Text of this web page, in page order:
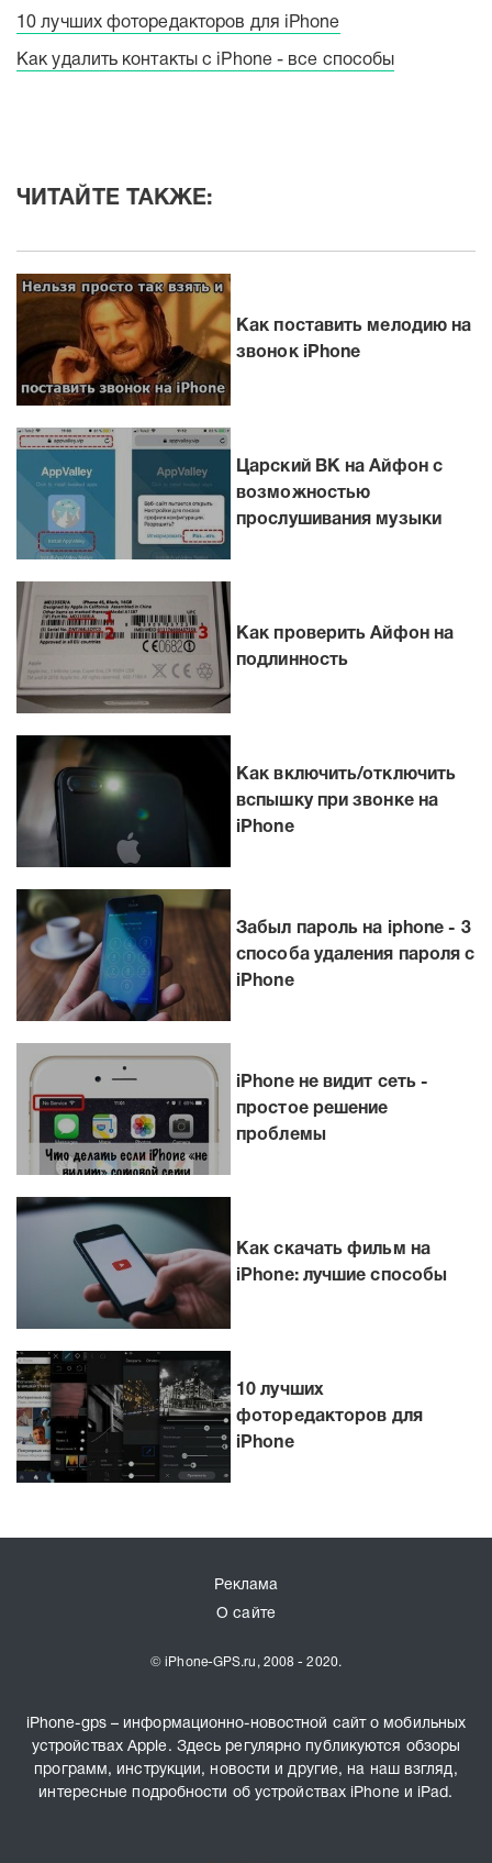
10 лучших фоторедакторов для iPhone
Как удалить контакты с iPhone - все способы
ЧИТАЙТЕ ТАКЖЕ:
Как поставить мелодию на
звонок iPhone
Царский ВК на Айфон с
возможностью
прослушивания музыки
Как проверить Айфон на
подлинность
Как включить/отключить
вспышку при звонке на
iPhone
Забыл пароль на iphone - 3
способа удаления пароля с
iPhone
iPhone не видит сеть -
простое решение
проблемы
Как скачать фильм на
iPhone: лучшие способы
10 лучших
фоторедакторов для
iPhone
Реклама
О сайте
© iPhone-GPS.ru, 2008 - 2020.
iPhone-gps – информационно-новостной сайт о мобильных
устройствах Apple. Здесь регулярно публикуются обзоры
программ, инструкции, новости и другие, на наш взгляд,
интересные подробности об устройствах iPhone и iPad.